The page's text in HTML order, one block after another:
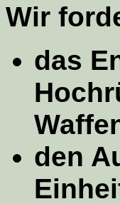
Wir
das
den